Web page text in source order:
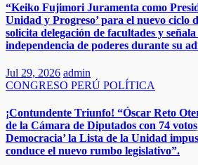
“Keiko Fujimori Juramenta como
Unidad y Progreso’ para el nuevo ciclo
solicita delegación de facultades y
independencia de poderes durante su
Jul 29, 2026 admin
CONGRESO PERÚ POLÍTICA
¡Contundente Triunfo! “Óscar Reto
de la Cámara de Diputados con 74
Democracia’ la Lista de la Unidad
conduce el nuevo rumbo legislativo”.